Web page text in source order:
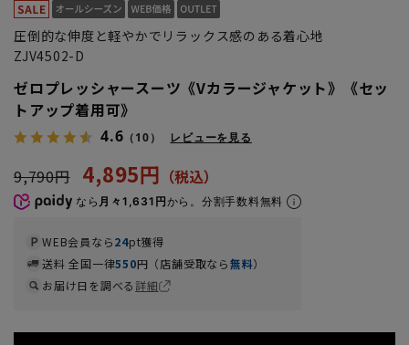
圧倒的な伸度と軽やかでリラックス感のある着心地
ZJV4502-D
ゼロプレッシャースーツ《Vカラージャケット》《セッ
トアップ着用可》
4.6 （10） レビューを見る
9,790円 4,895円
なら 月々1,631円から。分割手数料無料
WEB会員なら24pt獲得
送料 全国一律550円（店舗受取なら無料）
お届け日を調べる詳細